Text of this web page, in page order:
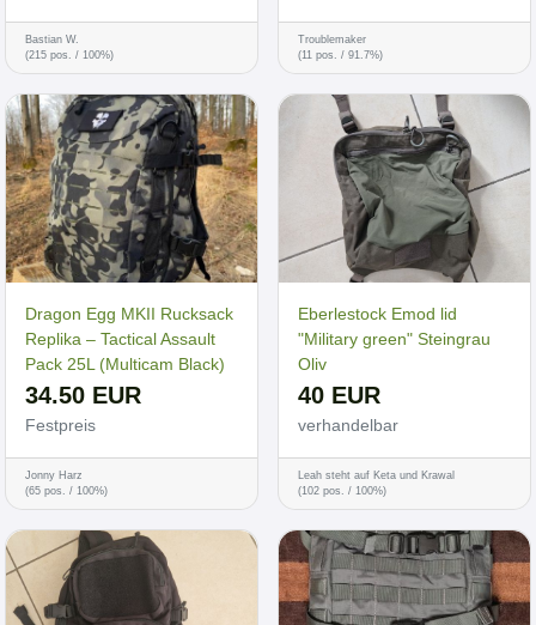
Bastian W.
(215 pos. / 100%)
Troublemaker
(11 pos. / 91.7%)
Dragon Egg MKII Rucksack
Replika – Tactical Assault
Pack 25L (Multicam Black)
34.50 EUR
Festpreis
Jonny Harz
(65 pos. / 100%)
Eberlestock Emod lid
"Military green" Steingrau
Oliv
40 EUR
verhandelbar
Leah steht auf Keta und Krawal
(102 pos. / 100%)